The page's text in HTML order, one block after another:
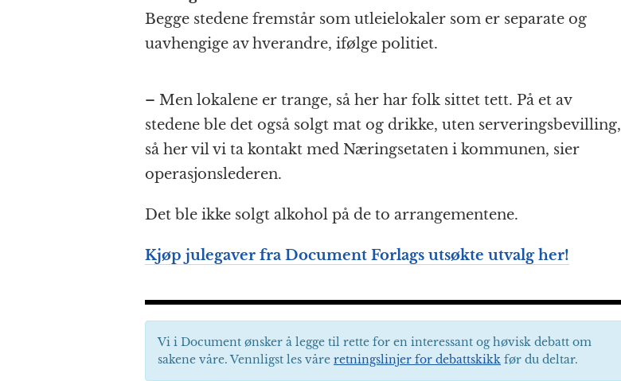
Begge stedene fremstår som utleielokaler som er separate og
uavhengige av hverandre, ifølge politiet.
– Men lokalene er trange, så her har folk sittet tett. På et av
stedene ble det også solgt mat og drikke, uten serveringsbevilling,
så her vil vi ta kontakt med Næringsetaten i kommunen, sier
operasjonslederen.
Det ble ikke solgt alkohol på de to arrangementene.
Kjøp julegaver fra Document Forlags utsøkte utvalg her!
Vi i Document ønsker å legge til rette for en interessant og høvisk debatt om
sakene våre. Vennligst les våre retningslinjer for debattskikk før du deltar.